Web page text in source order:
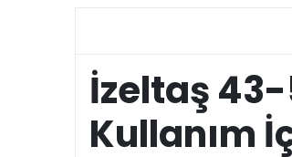
İzeltaş
Kullanım